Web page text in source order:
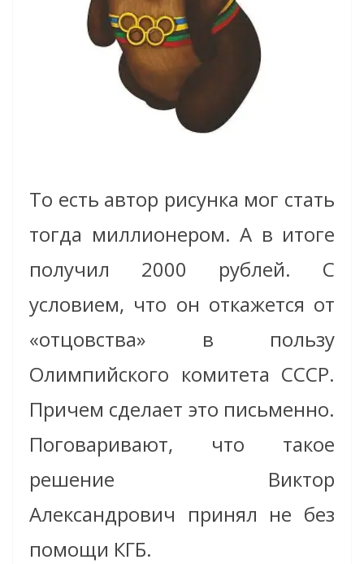
То есть автор рисунка мог стать
тогда миллионером. А в итоге
получил 2000 рублей. С
условием, что он откажется от
«отцовства» в пользу
Олимпийского комитета СССР.
Причем сделает это письменно.
Поговаривают, что такое
решение Виктор
Александрович принял не без
помощи КГБ.